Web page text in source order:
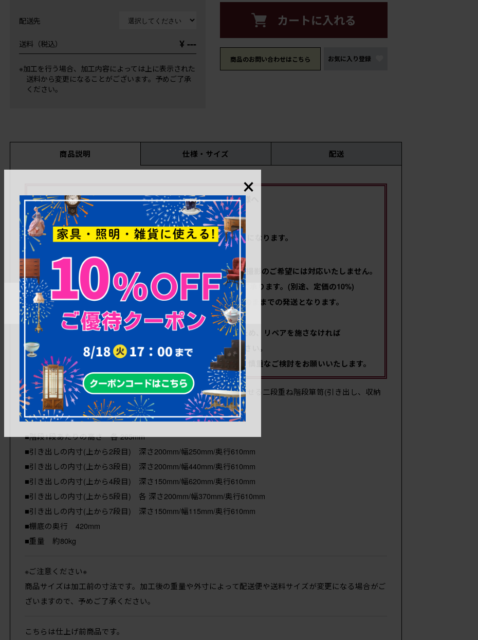
配送先
送料（税込） ¥ ---
※加工を行う場合、加工内容によっては上に表示された
送料から変更になることがございます。予めご了承
ください。
カートに入れる
商品のお問い合わせはこちら お気に入り登録
商品説明 仕様・サイズ 配送
現状販売をご希望のお客様へ
現状での価格は、定価の4割引き になります。
※現状販売の場合、安価でご提供するために状態の確認や追加撮影のご希望には対応いたしません。
どうしても状態の確認を希望される場合は、有料にて承ります。(別途、定価の10%)
また、発送に際しましても清掃等は行わず、現状のままでの発送となります。
★こちらの商品は全体的に損傷、劣化が見られるため、リペアを施さなければ
ご使用できないとお考えください。
状態が気になる方には現状販売はおすすめできませんので、慎重なご検討をお願いいたします。
和製アンティーク 明治期 黒色の縁がモダンな雰囲気を感じさせる二段重ね階段箪笥(引き出し、収納
箪笥、和たんす、時代箪笥)(R-080217)です。
■階段1段あたりの高さ 各 265mm
■引き出しの内寸(上から2段目) 深さ200mm/幅250mm/奥行610mm
■引き出しの内寸(上から3段目) 深さ200mm/幅440mm/奥行610mm
■引き出しの内寸(上から4段目) 深さ150mm/幅620mm/奥行610mm
■引き出しの内寸(上から5段目) 各 深さ200mm/幅370mm/奥行610mm
■引き出しの内寸(上から7段目) 深さ150mm/幅115mm/奥行610mm
■棚底の奥行 420mm
■重量 約80kg
※ご注意ください※
商品サイズは加工前の寸法です。加工後の重量や外寸によって配送便や送料サイズが変更になる場合がご
ざいますので、予めご了承ください。
こちらは仕上げ前商品です。
×